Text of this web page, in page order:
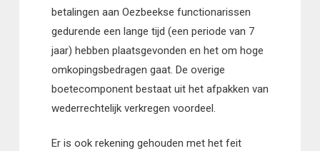
betalingen aan Oezbeekse functionarissen
gedurende een lange tijd (een periode van 7
jaar) hebben plaatsgevonden en het om hoge
omkopingsbedragen gaat. De overige
boetecomponent bestaat uit het afpakken van
wederrechtelijk verkregen voordeel.
Er is ook rekening gehouden met het feit